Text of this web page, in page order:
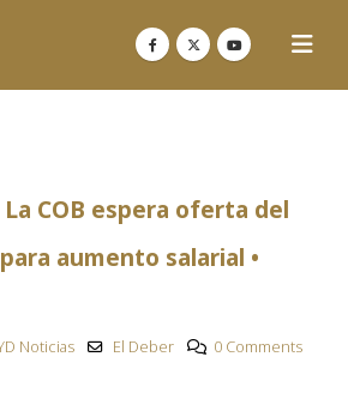
La COB espera oferta del
aumento salarial •
Noticias El Deber
0 Comments